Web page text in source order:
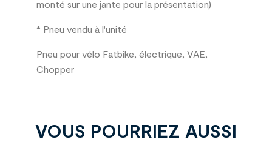
monté sur une jante pour la présentation)
* Pneu vendu à l'unité
Pneu pour vélo Fatbike, électrique, VAE,
Chopper
VOUS POURRIEZ AUSSI